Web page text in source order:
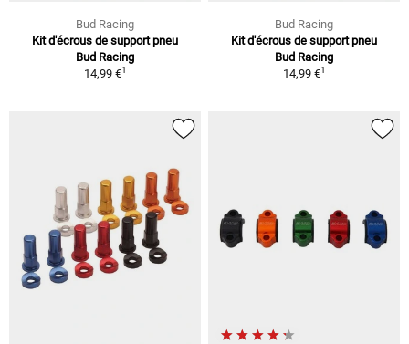
Bud Racing
Kit d'écrous de support pneu
Bud Racing
14,99 €1
Bud Racing
Kit d'écrous de support pneu
Bud Racing
14,99 €1